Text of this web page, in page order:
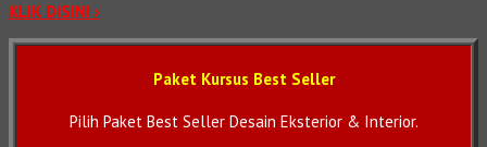
KLIK DISINI ›
Paket Kursus Best Seller
Pilih Paket Best Seller Desain Eksterior & Interior.